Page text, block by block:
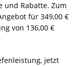
und Rabatte. Zum
für 349,00 €
von 136,00 €
jetzt